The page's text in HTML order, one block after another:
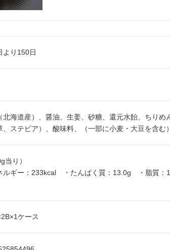
より150日
北海道産）、醤油、生姜、砂糖、還元水飴、ちり
、ステビア）、酸味料、（一部に小麦・大豆を含む）
当り）
ルギー：233kcal ・たんぱく質：13.0g ・脂質
ケース